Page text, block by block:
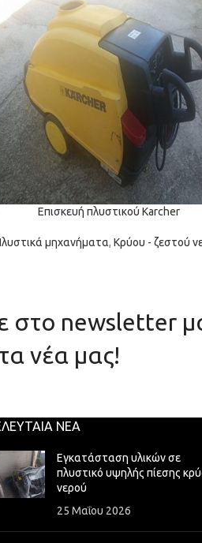
Επισκευή πλυστικού Karcher
μηχανήματα, Κρύου - ζεστού
στο newsletter
νέα μας!
ΝΈΑ
Εγκατάσταση υλικών σε
πλυστικό υψηλής πίεσης
νερού
25 Μαΐου 2026